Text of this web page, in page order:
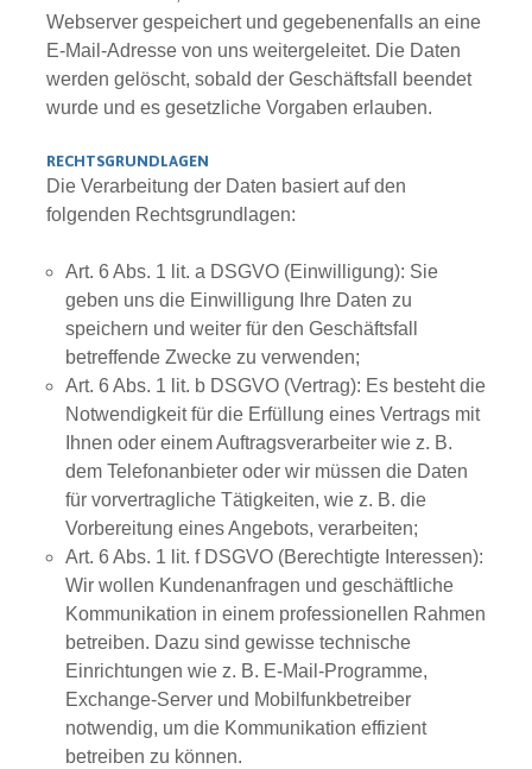
Webserver gespeichert und gegebenenfalls an eine
E-Mail-Adresse von uns weitergeleitet. Die Daten
werden gelöscht, sobald der Geschäftsfall beendet
wurde und es gesetzliche Vorgaben erlauben.
RECHTSGRUNDLAGEN
Die Verarbeitung der Daten basiert auf den
folgenden Rechtsgrundlagen:
Art. 6 Abs. 1 lit. a DSGVO (Einwilligung): Sie
geben uns die Einwilligung Ihre Daten zu
speichern und weiter für den Geschäftsfall
betreffende Zwecke zu verwenden;
Art. 6 Abs. 1 lit. b DSGVO (Vertrag): Es besteht die
Notwendigkeit für die Erfüllung eines Vertrags mit
Ihnen oder einem Auftragsverarbeiter wie z. B.
dem Telefonanbieter oder wir müssen die Daten
für vorvertragliche Tätigkeiten, wie z. B. die
Vorbereitung eines Angebots, verarbeiten;
Art. 6 Abs. 1 lit. f DSGVO (Berechtigte Interessen):
Wir wollen Kundenanfragen und geschäftliche
Kommunikation in einem professionellen Rahmen
betreiben. Dazu sind gewisse technische
Einrichtungen wie z. B. E-Mail-Programme,
Exchange-Server und Mobilfunkbetreiber
notwendig, um die Kommunikation effizient
betreiben zu können.